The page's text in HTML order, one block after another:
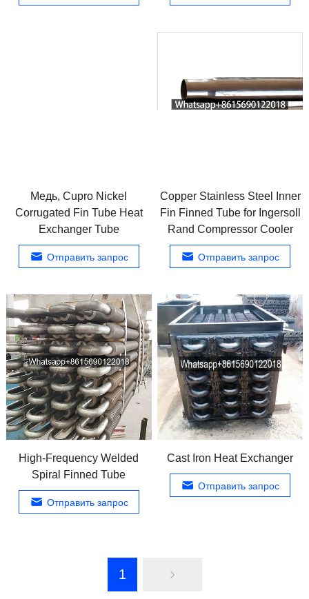
Медь,Cupro Nickel
Corrugated Fin Tube Heat
Exchanger Tube
Отправить запрос
Copper Stainless Steel Inner
Fin Finned Tube for Ingersoll
Rand Compressor Cooler
Отправить запрос
High-Frequency Welded
Spiral Finned Tube
Отправить запрос
Cast Iron Heat Exchanger
Отправить запрос
1